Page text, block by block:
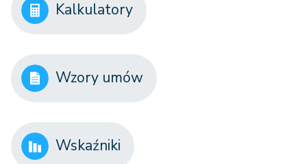
Kalkulatory
Wzory umów
Wskaźniki